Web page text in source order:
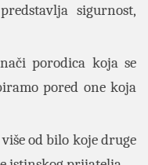
sigurnost,
porodica koja se
pored one koja
od bilo koje druge